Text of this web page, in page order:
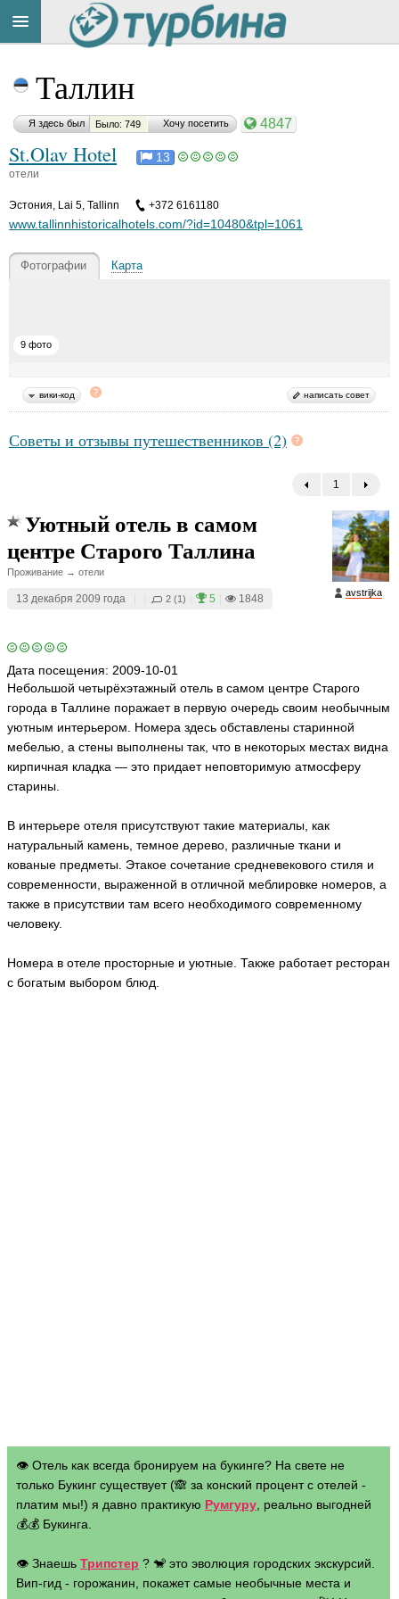
Таллин
Я здесь был Было: 749 Хочу посетить 4847
St.Olav Hotel 13
отели
Эстония, Lai 5, Tallinn +372 6161180
www.tallinnhistoricalhotels.com/?id=10480&tpl=1061
Фотографии Карта
9 фото
вики-код написать совет
Советы и отзывы путешественников (2)
1
avstrijka
Уютный отель в самом
центре Старого Таллина
Проживание → отели
13 декабря 2009 года 2 (1) 5 1848
Дата посещения: 2009-10-01
Небольшой четырёхэтажный отель в самом центре Старого
города в Таллине поражает в первую очередь своим необычным
уютным интерьером. Номера здесь обставлены старинной
мебелью, а стены выполнены так, что в некоторых местах видна
кирпичная кладка — это придает неповторимую атмосферу
старины.
В интерьере отеля присутствуют такие материалы, как
натуральный камень, темное дерево, различные ткани и
кованые предметы. Этакое сочетание средневекового стиля и
современности, выраженной в отличной меблировке номеров, а
также в присутствии там всего необходимого современному
человеку.
Номера в отеле просторные и уютные. Также работает ресторан
с богатым выбором блюд.
👁 Отель как всегда бронируем на букинге? На свете не
только Букинг существует (🙈 за конский процент с отелей -
платим мы!) я давно практикую Румгуру , реально выгодней
💰💰 Букинга.
👁 Знаешь Трипстер ? 🐒 это эволюция городских экскурсий.
Вип-гид - горожанин, покажет самые необычные места и
на
сайте:
Button